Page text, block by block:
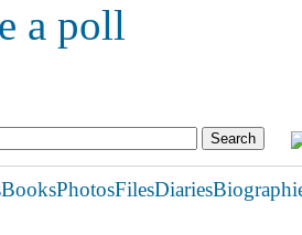
a poll
BooksPhotosFilesDiaries